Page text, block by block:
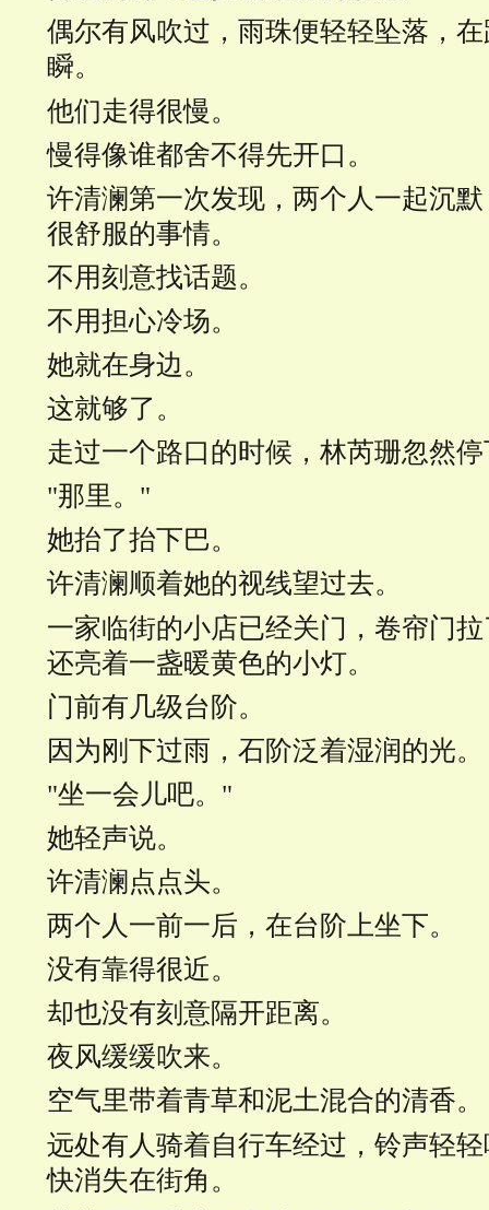
偶尔有风吹过，雨珠便轻轻坠落，
瞬。
他们走得很慢。
慢得像谁都舍不得先开口。
许清澜第一次发现，两个人一起沉
很舒服的事情。
不用刻意找话题。
不用担心冷场。
她就在身边。
这就够了。
走过一个路口的时候，林芮珊忽然
"那里。"
她抬了抬下巴。
许清澜顺着她的视线望过去。
一家临街的小店已经关门，卷帘门
还亮着一盏暖黄色的小灯。
门前有几级台阶。
因为刚下过雨，石阶泛着湿润的光。
"坐一会儿吧。"
她轻声说。
许清澜点点头。
两个人一前一后，在台阶上坐下。
没有靠得很近。
却也没有刻意隔开距离。
夜风缓缓吹来。
空气里带着青草和泥土混合的清香。
远处有人骑着自行车经过，铃声轻
快消失在街角。